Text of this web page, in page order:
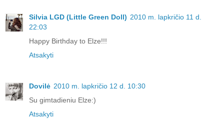
Silvia LGD (Little Green Doll) 2010 m. lapkričio 11 d.
22:03
Happy Birthday to Elze!!!
Atsakyti
Dovilė 2010 m. lapkričio 12 d. 10:30
Su gimtadieniu Elze:)
Atsakyti